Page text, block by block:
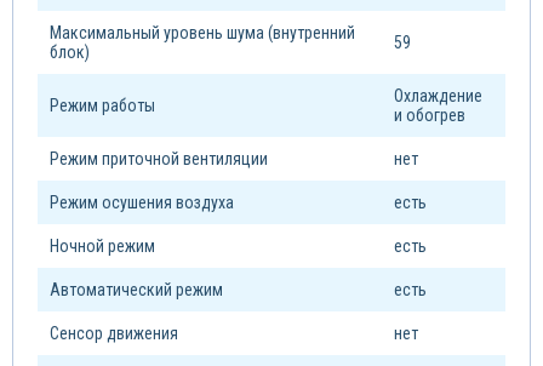
Максимальный уровень шума (внутренний
блок)
59
Режим работы
Охлаждение
и обогрев
Режим приточной вентиляции нет
Режим осушения воздуха есть
Ночной режим есть
Автоматический режим есть
Сенсор движения нет